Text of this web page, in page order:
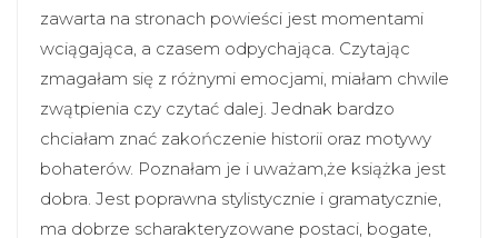
zawarta na stronach powieści jest momentami
wciągająca, a czasem odpychająca. Czytając
zmagałam się z różnymi emocjami, miałam chwile
zwątpienia czy czytać dalej. Jednak bardzo
chciałam znać zakończenie historii oraz motywy
bohaterów. Poznałam je i uważam,że książka jest
dobra. Jest poprawna stylistycznie i gramatycznie,
ma dobrze scharakteryzowane postaci, bogate,